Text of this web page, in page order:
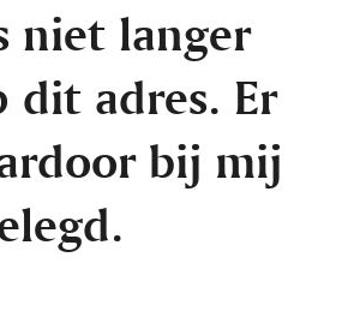
niet langer
dit adres. Er
bij mij